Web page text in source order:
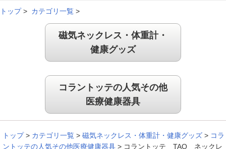
見た目にもやっぱりカッコいいし、また色んな方が着けている
（三重県
ネックレスが少し重い気がします
トップ> カテゴリ一覧 >
磁気ネックレス・体重計・
健康グッズ
コラントッテの人気その他
医療健康器具
トップ > カテゴリ一覧 > 磁気ネックレス・体重計・健康グッズ > コラ
ントッテの人気その他医療健康器具 > コラントッテ TAO ネックレ